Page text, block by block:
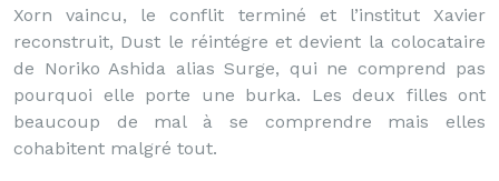
Xorn vaincu, le conflit terminé et l’institut Xavier
reconstruit, Dust le réintégre et devient la colocataire
de Noriko Ashida alias Surge, qui ne comprend pas
pourquoi elle porte une burka. Les deux filles ont
beaucoup de mal à se comprendre mais elles
cohabitent malgré tout.